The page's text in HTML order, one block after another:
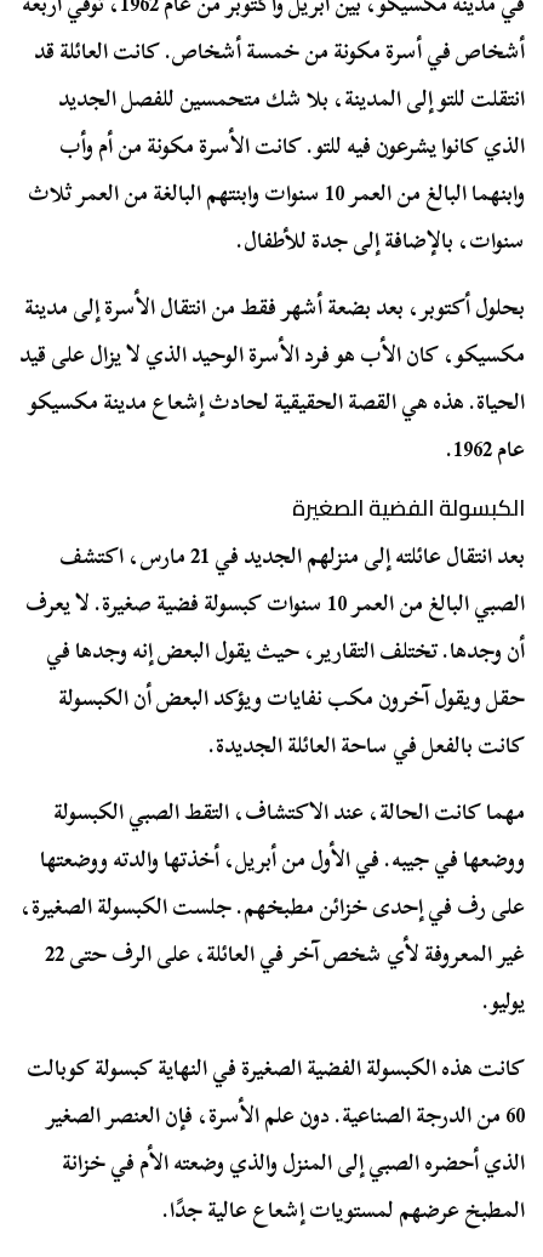
أشخاص في أسرة مكونة من خمسة أشخاص. كانت العائلة قد
انتقلت للتو إلى المدينة، بلا شك متحمسين للفصل الجديد
الذي كانوا يشرعون فيه للتو. كانت الأسرة مكونة من أم وأب
وابنهما البالغ من العمر 10 سنوات وابنتهم البالغة من العمر ثلاث
سنوات، بالإضافة إلى جدة للأطفال.
بحلول أكتوبر، بعد بضعة أشهر فقط من انتقال الأسرة إلى مدينة
مكسيكو، كان الأب هو فرد الأسرة الوحيد الذي لا يزال على قيد
الحياة. هذه هي القصة الحقيقية لحادث إشعاع مدينة مكسيكو
عام 1962.
الكبسولة الفضية الصغيرة
بعد انتقال عائلته إلى منزلهم الجديد في 21 مارس، اكتشف
الصبي البالغ من العمر 10 سنوات كبسولة فضية صغيرة. لا يعرف
أن وجدها. تختلف التقارير، حيث يقول البعض إنه وجدها في
حقل ويقول آخرون مكب نفايات ويؤكد البعض أن الكبسولة
كانت بالفعل في ساحة العائلة الجديدة.
مهما كانت الحالة، عند الاكتشاف، التقط الصبي الكبسولة
ووضعها في جيبه. في الأول من أبريل، أخذتها والدته ووضعتها
على رف في إحدى خزائن مطبخهم. جلست الكبسولة الصغيرة،
غير المعروفة لأي شخص آخر في العائلة، على الرف حتى 22
يوليو.
كانت هذه الكبسولة الفضية الصغيرة في النهاية كبسولة كوبالت
60 من الدرجة الصناعية. دون علم الأسرة، فإن العنصر الصغير
الذي أحضره الصبي إلى المنزل والذي وضعته الأم في خزانة
المطبخ عرضهم لمستويات إشعاع عالية جدًا.